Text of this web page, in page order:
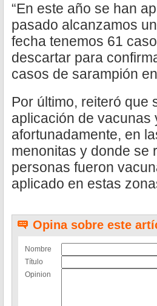
“En este año se han
pasado alcanzamos
fecha tenemos 61
descartar para
casos de sarampión
Por último, reiteró que
aplicación de vacunas
afortunadamente, en
menonitas y donde se
personas fueron
aplicado en estas
Opina sobre este
Nombre
Título
Opinion